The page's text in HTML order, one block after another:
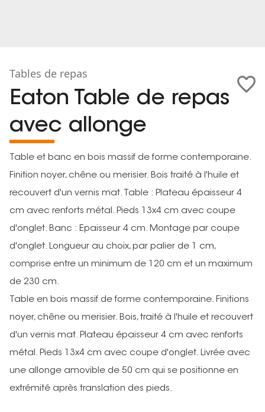
Tables de repas
Eaton Table de repas
avec allonge
Table et banc en bois massif de forme contemporaine.
Finition noyer, chêne ou merisier. Bois traité à l'huile et
recouvert d'un vernis mat. Table : Plateau épaisseur 4
cm avec renforts métal. Pieds 13x4 cm avec coupe
d'onglet. Banc : Epaisseur 4 cm. Montage par coupe
d'onglet. Longueur au choix, par palier de 1 cm,
comprise entre un minimum de 120 cm et un maximum
de 230 cm.
Table en bois massif de forme contemporaine. Finitions
noyer, chêne ou merisier. Bois, traité à l'huile et recouvert
d'un vernis mat. Plateau épaisseur 4 cm avec renforts
métal. Pieds 13x4 cm avec coupe d'onglet. Livrée avec
une allonge amovible de 50 cm qui se positionne en
extrémité après translation des pieds.